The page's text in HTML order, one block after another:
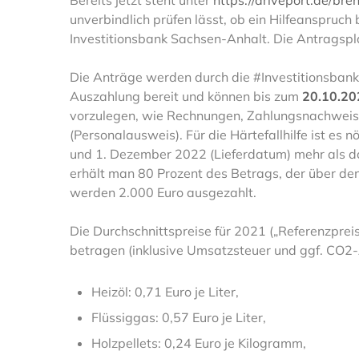
unverbindlich prüfen lässt, ob ein
Investitionsbank Sachsen-Anhalt. Die
Die Anträge werden durch die
Auszahlung bereit und können bis zum
vorzulegen, wie Rechnungen,
(Personalausweis). Für die Härtefallhilfe ist es
und 1. Dezember 2022 (Lieferdatum) mehr als
erhält man 80 Prozent des Betrags, der über
werden 2.000 Euro ausgezahlt.
Die Durchschnittspreise für 2021
betragen (inklusive Umsatzsteuer und ggf.
Heizöl: 0,71 Euro je Liter,
Flüssiggas: 0,57 Euro je Liter,
Holzpellets: 0,24 Euro je Kilogramm,